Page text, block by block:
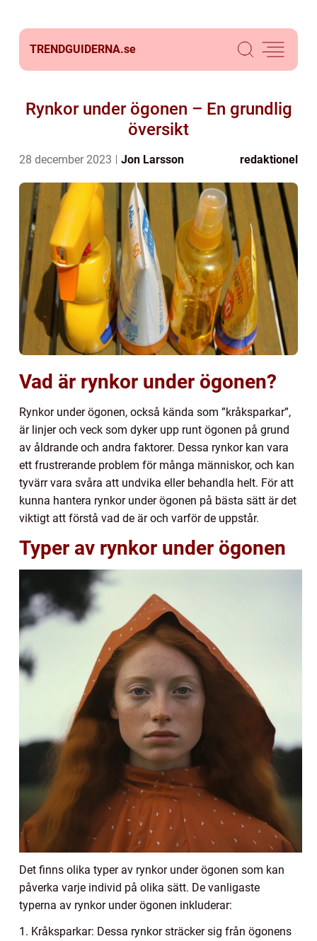
TRENDGUIDERNA.se
Rynkor under ögonen – En grundlig
översikt
28 december 2023 Jon Larsson redaktionel
Vad är rynkor under ögonen?
Rynkor under ögonen, också kända som ”kråksparkar”,
är linjer och veck som dyker upp runt ögonen på grund
av åldrande och andra faktorer. Dessa rynkor kan vara
ett frustrerande problem för många människor, och kan
tyvärr vara svåra att undvika eller behandla helt. För att
kunna hantera rynkor under ögonen på bästa sätt är det
viktigt att förstå vad de är och varför de uppstår.
Typer av rynkor under ögonen
Det finns olika typer av rynkor under ögonen som kan
påverka varje individ på olika sätt. De vanligaste
typerna av rynkor under ögonen inkluderar:
1. Kråksparkar: Dessa rynkor sträcker sig från ögonens